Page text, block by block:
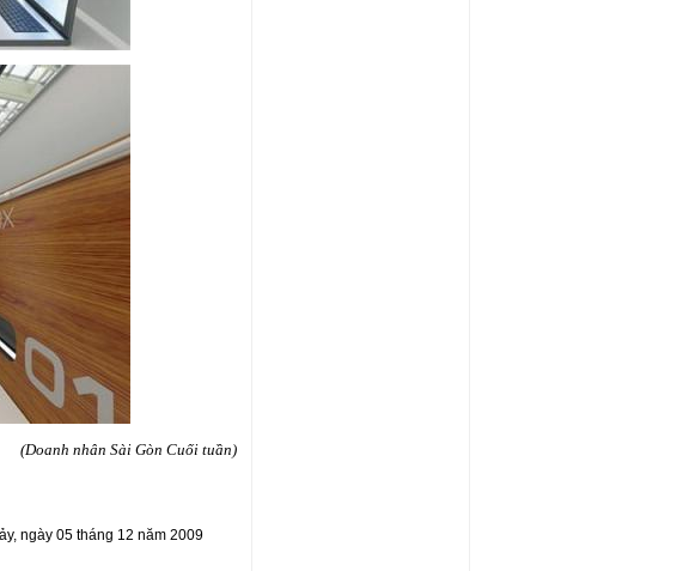
(Doanh nhân Sài Gòn Cuối tuần)
ngày 05 tháng 12 năm 2009